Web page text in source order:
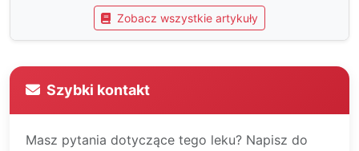
Zobacz wszystkie artykuły
Szybki kontakt
Masz pytania dotyczące tego leku? Napisz do